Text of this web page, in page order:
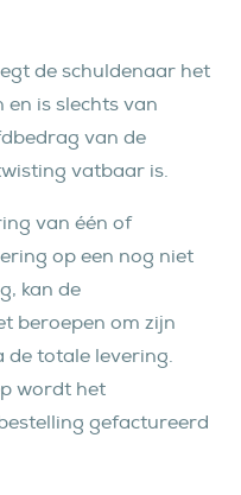
de schuldenaar het
is slechts van
van de
vatbaar is.
van één of
op een nog niet
kan de
beroepen om zijn
de totale levering.
wordt het
gefactureerd